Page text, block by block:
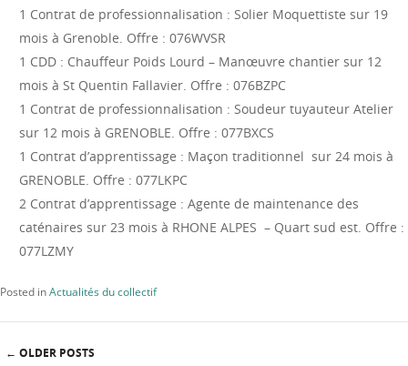
1 Contrat de professionnalisation : Solier Moquettiste sur 19
mois à Grenoble. Offre : 076WVSR
1 CDD : Chauffeur Poids Lourd – Manœuvre chantier sur 12
mois à St Quentin Fallavier. Offre : 076BZPC
1 Contrat de professionnalisation : Soudeur tuyauteur Atelier
sur 12 mois à GRENOBLE. Offre : 077BXCS
1 Contrat d’apprentissage : Maçon traditionnel sur 24 mois à
GRENOBLE. Offre : 077LKPC
2 Contrat d’apprentissage : Agente de maintenance des
caténaires sur 23 mois à RHONE ALPES – Quart sud est. Offre :
077LZMY
Posted inActualités du collectif
← OLDER POSTS